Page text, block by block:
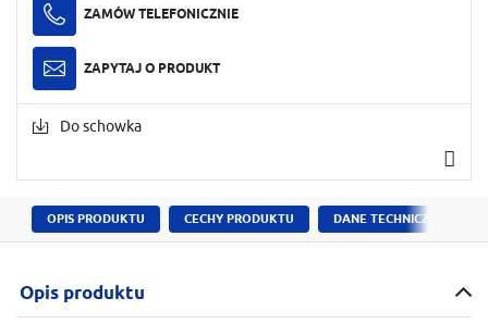
ZAMÓW TELEFONICZNIE
ZAPYTAJ O PRODUKT
Do schowka
OPIS PRODUKTU CECHY PRODUKTU DANE TECHNICZNE
Opis produktu